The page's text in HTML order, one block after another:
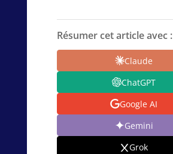
Résumer cet article avec :
Claude
ChatGPT
Google AI
Gemini
Grok